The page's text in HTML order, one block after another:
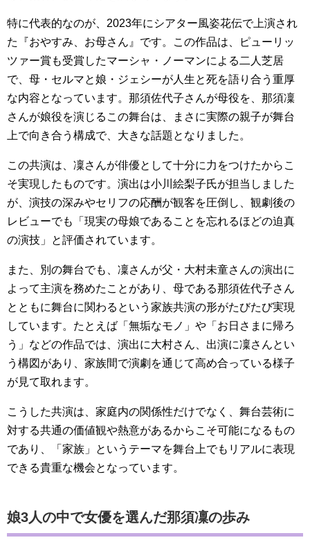
特に代表的なのが、2023年にシアター風姿花伝で上演され
た『おやすみ、お母さん』です。この作品は、ピューリッ
ツァー賞も受賞したマーシャ・ノーマンによる二人芝居
で、母・セルマと娘・ジェシーが人生と死を語り合う重厚
な内容となっています。那須佐代子さんが母役を、那須凜
さんが娘役を演じるこの舞台は、まさに実際の親子が舞台
上で向き合う構成で、大きな話題となりました。
この共演は、凜さんが俳優として十分に力をつけたからこ
そ実現したものです。演出は小川絵梨子氏が担当しました
が、演技の深みやセリフの応酬が観客を圧倒し、観劇後の
レビューでも「現実の母娘であることを忘れるほどの迫真
の演技」と評価されています。
また、別の舞台でも、凜さんが父・大村未童さんの演出に
よって主演を務めたことがあり、母である那須佐代子さん
とともに舞台に関わるという家族共演の形がたびたび実現
しています。たとえば「無垢なモノ」や「お日さまに帰ろ
う」などの作品では、演出に大村さん、出演に凜さんとい
う構図があり、家族間で演劇を通じて高め合っている様子
が見て取れます。
こうした共演は、家庭内の関係性だけでなく、舞台芸術に
対する共通の価値観や熱意があるからこそ可能になるもの
であり、「家族」というテーマを舞台上でもリアルに表現
できる貴重な機会となっています。
娘3人の中で女優を選んだ那須凜の歩み